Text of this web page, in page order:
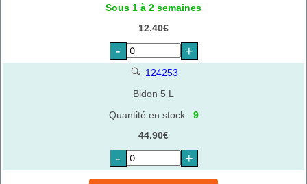
Sous 1 à 2 semaines
12.40€
- +
124253
Bidon 5 L
Quantité en stock : 9
44.90€
- +